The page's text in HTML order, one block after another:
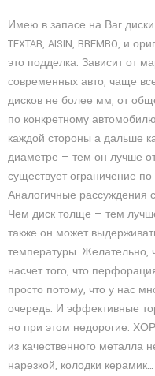
Имею в запасе на Ваг диски
TEXTAR, AISIN, BREMBO, и
это подделка. Зависит от
современных авто, чаще
дисков не более мм, от
по конкретному
каждой стороны а дальше
диаметре — тем он лучше
существует ограничение
Аналогичные рассуждения
Чем диск толще — тем
также он может
температуры. Желательно,
насчет того, что
просто потому, что у нас
очередь. И эффективные
но при этом недорогие.
из качественного металла
нарезкой, колодки